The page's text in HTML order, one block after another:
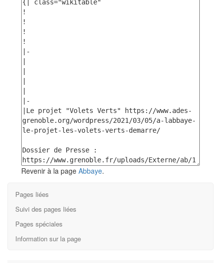
Revenir à la page Abbaye.
Pages liées
Suivi des pages liées
Pages spéciales
Information sur la page